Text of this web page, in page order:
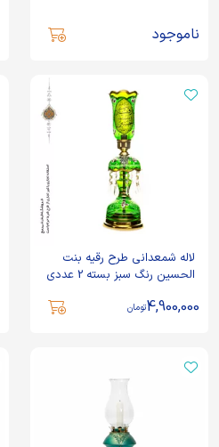
ناموجود
لاله شمعدانی طرح رقیه بنت
الحسین رنگ سبز بسته 2 عددی
4,900,000تومان